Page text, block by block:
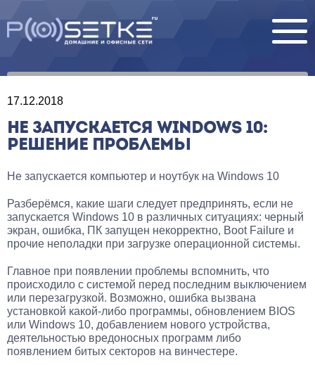
17.12.2018
НЕ ЗАПУСКАЕТСЯ WINDOWS 10:
РЕШЕНИЕ ПРОБЛЕМЫ
Не запускается компьютер и ноутбук на Windows 10
Разберёмся, какие шаги следует предпринять, если не
запускается Windows 10 в различных ситуациях: черный
экран, ошибка, ПК запущен некорректно, Boot Failure и
прочие неполадки при загрузке операционной системы.
Главное при появлении проблемы вспомнить, что
происходило с системой перед последним выключением
или перезагрузкой. Возможно, ошибка вызвана
установкой какой-либо программы, обновлением BIOS
или Windows 10, добавлением нового устройства,
деятельностью вредоносных программ либо
появлением битых секторов на винчестере.